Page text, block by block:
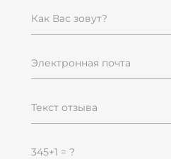
Как Вас зовут?
Электронная почта
Текст отзыва
345+1 = ?